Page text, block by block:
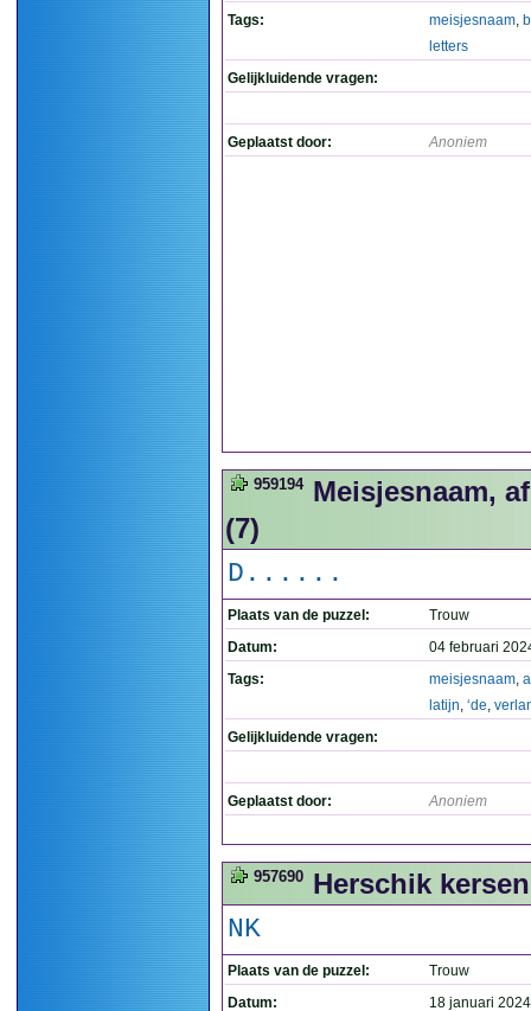
Tags:
meisjesnaam,
letters
Gelijkluidende vragen:
Geplaatst door: Anoniem
959194 Meisjesnaam,
(7)
D......
Plaats van de puzzel:
Trouw
Datum:
04 februari
Tags:
meisjesnaam,
latijn, ‘de,
Gelijkluidende vragen:
Geplaatst door: Anoniem
957690 Herschik
NK
Plaats van de puzzel:
Trouw
Datum:
18 januari